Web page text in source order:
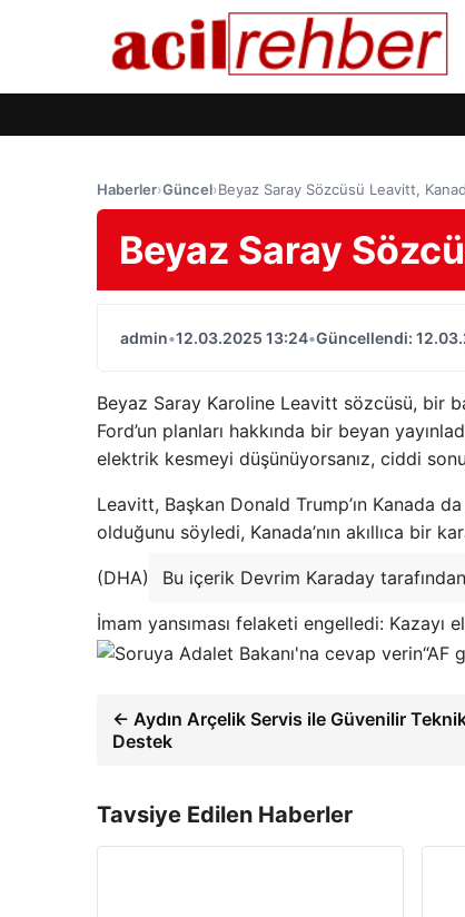
Haberler›Güncel›Beyaz Saray Sözcüsü Leavitt,
Beyaz Saray
admin•12.03.2025 13:24•Güncellendi:
Beyaz Saray Karoline Leavitt sözcüsü, bir
Ford’un planları hakkında bir beyan
elektrik kesmeyi düşünüyorsanız, ciddi
Leavitt, Başkan Donald Trump’ın Kanada
olduğunu söyledi, Kanada’nın akıllıca bir
(DHA) Bu içerik Devrim Karaday tarafından
İmam yansıması felaketi engelledi: Kazayı
“AF
← Aydın Arçelik Servis ile Güvenilir
Destek
Tavsiye Edilen Haberler